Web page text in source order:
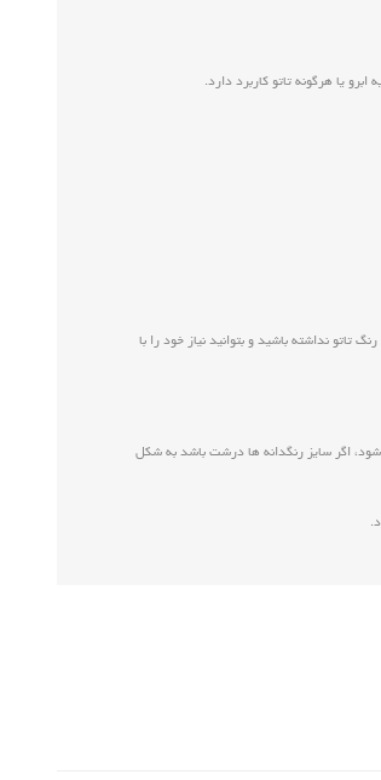
یا هرگونه تاتو کاربرد دارد.
باعث می شود برای تاتو صورت نیازی به خرید چند بسته رنگ تاتو نداشته باشید و بتوانید نیاز خود را با
اگر سایز رنگدانه ها درشت باشد به شکل